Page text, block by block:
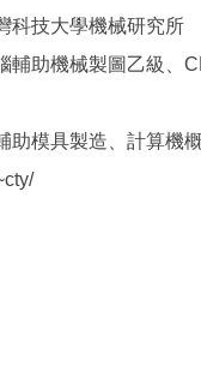
科技大學機械研究所
輔助機械製圖乙級、
助模具製造、計算機